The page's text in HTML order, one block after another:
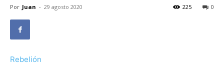
Por Juan - 29 agosto 2020 0
225
Rebelión